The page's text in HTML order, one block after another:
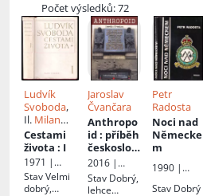
Počet výsledků: 72
Ludvík
Svoboda,
Il. Milan
Hegar
Cestami
života : I
1971 |
Naše
vojsko
StavVelmi
dobrý,
Jaroslav
Čvančara
Anthropo
id: příběh
českoslov
enských
vlastenců
2016 |
Centrum
české
Stav Dobrý,
lehce
Petr
Radosta
Noci nad
Německe
m
1990 |
tví dopravy
Stav Dobrý